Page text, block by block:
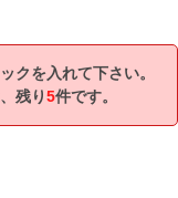
クを入れて下さい。
残り5件です。